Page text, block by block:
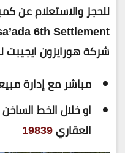
للحجز والاستعلام عن
شركة هورايزون ايجيبت
مباشر مع إدارة
او خلال الخط
العقاري19839